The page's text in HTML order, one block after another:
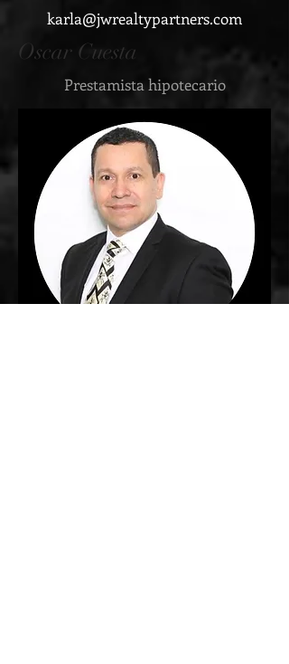
karla@jwrealtypartners.com
Prestamista hipotecario
Oscar Cuesta